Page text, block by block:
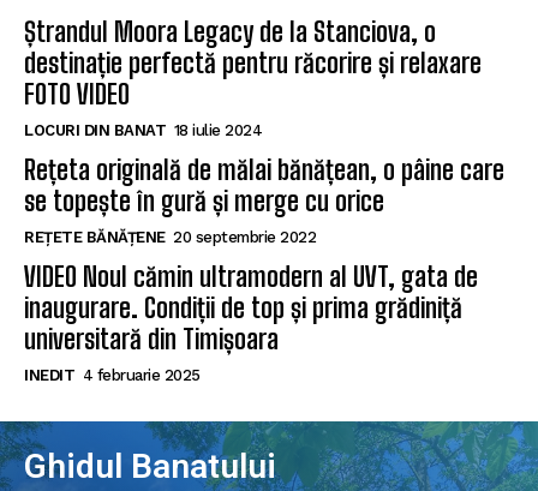
Ștrandul Moora Legacy de la Stanciova, o
destinație perfectă pentru răcorire și relaxare
FOTO VIDEO
LOCURI DIN BANAT 18 iulie 2024
Rețeta originală de mălai bănățean, o pâine care
se topește în gură și merge cu orice
REȚETE BĂNĂȚENE 20 septembrie 2022
VIDEO Noul cămin ultramodern al UVT, gata de
inaugurare. Condiții de top și prima grădiniță
universitară din Timișoara
INEDIT 4 februarie 2025
Ghidul Banatului